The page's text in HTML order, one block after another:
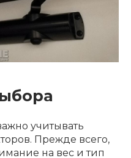
учитывать
Прежде всего,
на вес и тип